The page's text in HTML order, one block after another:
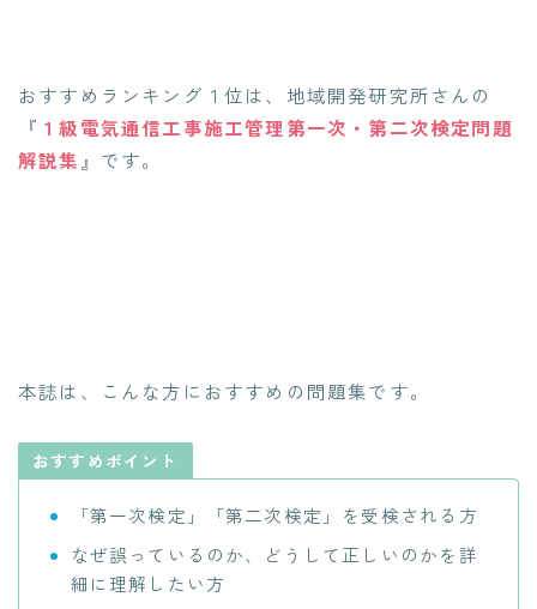
おすすめランキング１位は、地域開発研究所さんの
『 １級電気通信工事施工管理第一次・第二次検定問題
解説集 』です。
本誌は、こんな方におすすめの問題集です。
おすすめポイント
「第一次検定」「第二次検定」を受検される方
なぜ誤っているのか、どうして正しいのかを詳
細に理解したい方